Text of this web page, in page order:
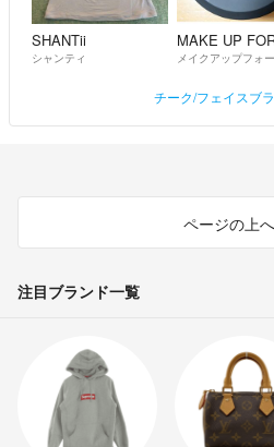
SHANTii
シャンティ メイクアップフォ
チーク/フェイスブ
ページの上
注目ブランド一覧